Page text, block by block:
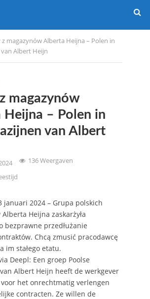
z magazynów Alberta Heijna – Polen in
Albert Heijn
magazynów
Heijna – Polen in
van Albert
136 Weergaven
januari 2024 – Grupa polskich
Heijna zaskarżyła
bezprawne przedłużanie
Chcą zmusić pracodawcę
im stałego etatu.
Deepl: Een groep Poolse
Albert Heijn heeft de werkgever
het onrechtmatig verlengen
contracten. Ze willen de